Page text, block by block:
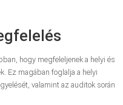
hogy megfeleljenek a helyi és
Ez magában foglalja a helyi
valamint az auditok során